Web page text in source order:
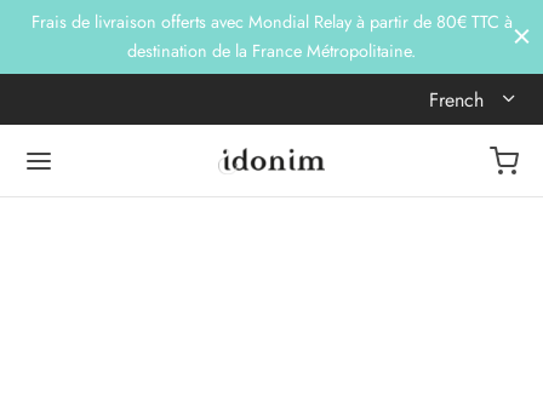
Frais de livraison offerts avec Mondial Relay à partir de 80€ TTC à
destination de la France Métropolitaine.
French